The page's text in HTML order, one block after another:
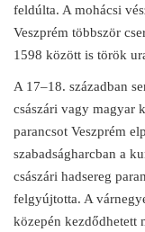
feldúlta. A mohácsi
Veszprém többször
1598 között is török
A 17–18. században
császári vagy magyar
parancsot Veszprém
szabadságharcban a
császári hadsereg
felgyújtotta. A
közepén kezdődhetett